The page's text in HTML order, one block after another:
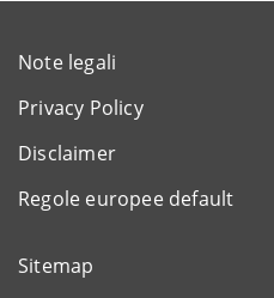
Note legali
Privacy Policy
Disclaimer
Regole europee default
Sitemap